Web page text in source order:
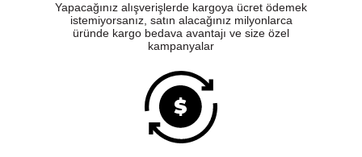
Yapacağınız alışverişlerde kargoya ücret ödemek
istemiyorsanız, satın alacağınız milyonlarca
üründe kargo bedava avantajı ve size özel
kampanyalar